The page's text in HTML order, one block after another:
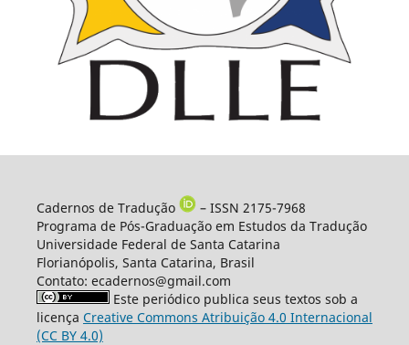
Cadernos de Tradução
– ISSN 2175-7968
Programa de Pós-Graduação em Estudos da Tradução
Universidade Federal de Santa Catarina
Florianópolis, Santa Catarina, Brasil
Contato: ecadernos@gmail.com
Este periódico publica seus textos sob a
licença Creative Commons Atribuição 4.0 Internacional
(CC BY 4.0)